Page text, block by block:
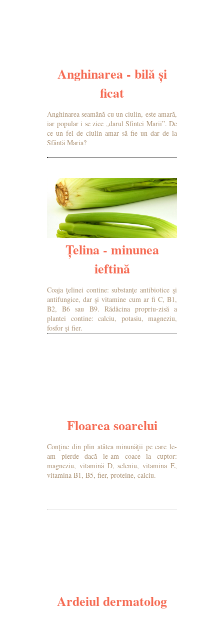
Anghinarea - bilă și
ficat
Anghinarea seamănă cu un ciulin, este amară,
iar popular i se zice „darul Sfintei Marii”. De
ce un fel de ciulin amar să fie un dar de la
Sfântă Maria?
Țelina - minunea
ieftină
Coaja ţelinei contine: substanţe antibiotice şi
antifungice, dar şi vitamine cum ar fi C, B1,
B2, B6 sau B9. Rădăcina propriu-zisă a
plantei contine: calciu, potasiu, magneziu,
fosfor şi fier.
Floarea soarelui
Conţine din plin atâtea minunăţii pe care le-
am pierde dacă le-am coace la cuptor:
magneziu, vitamină D, seleniu, vitamina E,
vitamina B1, B5, fier, proteine, calciu.
Ardeiul dermatolog